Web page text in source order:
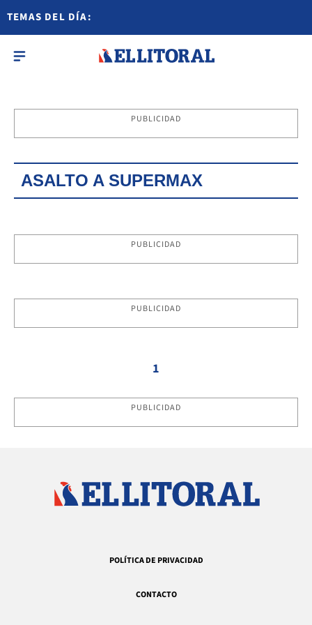
TEMAS DEL DÍA:
PUBLICIDAD
ASALTO A SUPERMAX
PUBLICIDAD
PUBLICIDAD
1
PUBLICIDAD
POLÍTICA DE PRIVACIDAD
CONTACTO